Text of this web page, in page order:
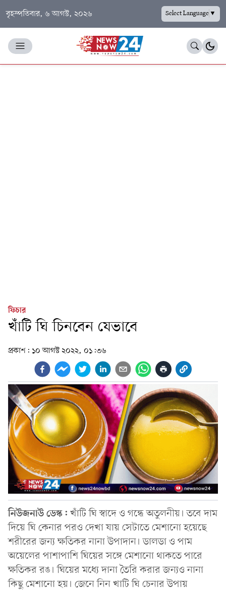
বৃহস্পতিবার, ৬ আগস্ট, ২০২৬ Select Language▼
ফিচার
খাঁটি ঘি চিনবেন যেভাবে
প্রকাশ: ১০ আগস্ট ২০২২, ০১:৩৬
নিউজনাউ ডেস্ক: খাঁটি ঘি স্বাদে ও গন্ধে অতুলনীয়। তবে দাম
দিয়ে ঘি কেনার পরও দেখা যায় সেটাতে মেশানো হয়েছে
শরীরের জন্য ক্ষতিকর নানা উপাদান। ডালডা ও পাম
অয়েলের পাশাপাশি ঘিয়ের সঙ্গে মেশানো থাকতে পারে
ক্ষতিকর রঙ। ঘিয়ের মধ্যে দানা তৈরি করার জন্যও নানা
কিছু মেশানো হয়। জেনে নিন খাটি ঘি চেনার উপায়